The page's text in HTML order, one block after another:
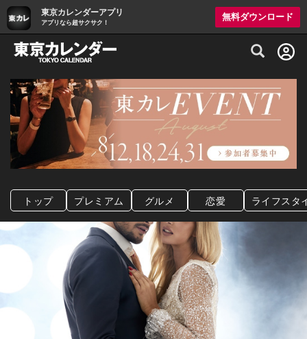
東京カレンダーアプリ
アプリなら超サクサク！
無料ダウンロード
グルメ情報・プレミアムレストラン予約
トップ プレミアム グルメ 恋愛 ライフスタ